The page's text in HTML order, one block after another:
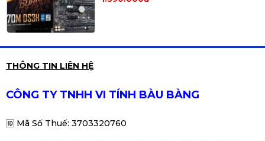
M-ATX/ 2 khe ram/ 2.5 Gigabit
LAN)
2.690.000đ 2.990.000đ
THÔNG TIN LIÊN HỆ
CÔNG TY TNHH VI TÍNH BÀU BÀNG
🆔 Mã Số Thuế: 3703320760